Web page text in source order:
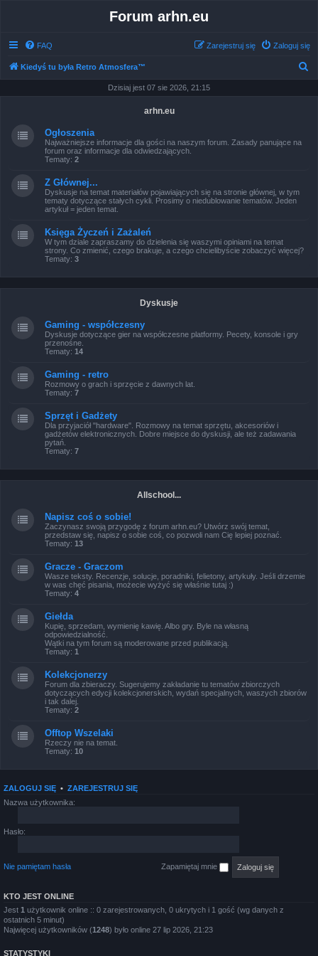
Forum arhn.eu
FAQ Zaloguj się
Zarejestruj się
Kiedyś tu była Retro Atmosfera™
Dzisiaj jest 07 sie 2026, 21:15
arhn.eu
Ogłoszenia
Najważniejsze informacje dla gości na naszym forum. Zasady panujące na
forum oraz informacje dla odwiedzających.
Tematy: 2
Z Głównej...
Dyskusje na temat materiałów pojawiających się na stronie głównej, w tym
tematy dotyczące stałych cykli. Prosimy o niedublowanie tematów. Jeden
artykuł = jeden temat.
Księga Życzeń i Zażaleń
W tym dziale zapraszamy do dzielenia się waszymi opiniami na temat
strony. Co zmienić, czego brakuje, a czego chcielibyście zobaczyć więcej?
Tematy: 3
Dyskusje
Gaming - współczesny
Dyskusje dotyczące gier na współczesne platformy. Pecety, konsole i gry
przenośne.
Tematy: 14
Gaming - retro
Rozmowy o grach i sprzęcie z dawnych lat.
Tematy: 7
Sprzęt i Gadżety
Dla przyjaciół "hardware". Rozmowy na temat sprzętu, akcesoriów i
gadżetów elektronicznych. Dobre miejsce do dyskusji, ale też zadawania
pytań.
Tematy: 7
Allschool...
Napisz coś o sobie!
Zaczynasz swoją przygodę z forum arhn.eu? Utwórz swój temat,
przedstaw się, napisz o sobie coś, co pozwoli nam Cię lepiej poznać.
Tematy: 13
Gracze - Graczom
Wasze teksty. Recenzje, solucje, poradniki, felietony, artykuły. Jeśli drzemie
w was chęć pisania, możecie wyżyć się właśnie tutaj :)
Tematy: 4
Giełda
Kupię, sprzedam, wymienię kawię. Albo gry. Byle na własną
odpowiedzialność.
Wątki na tym forum są moderowane przed publikacją.
Tematy: 1
Kolekcjonerzy
Forum dla zbieraczy. Sugerujemy zakładanie tu tematów zbiorczych
dotyczących edycji kolekcjonerskich, wydań specjalnych, waszych zbiorów
i tak dalej.
Tematy: 2
Offtop Wszelaki
Rzeczy nie na temat.
Tematy: 10
ZALOGUJ SIĘ • ZAREJESTRUJ SIĘ
Nazwa użytkownika:
Hasło:
Nie pamiętam hasła Zapamiętaj mnie
KTO JEST ONLINE
Jest 1 użytkownik online :: 0 zarejestrowanych, 0 ukrytych i 1 gość (wg danych z
ostatnich 5 minut)
Najwięcej użytkowników (1248) było online 27 lip 2026, 21:23
STATYSTYKI